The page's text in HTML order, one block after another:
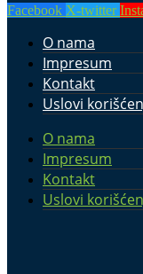
Facebook X-twitter
O nama
Impresum
Kontakt
Uslovi
O nama
Impresum
Kontakt
Uslovi